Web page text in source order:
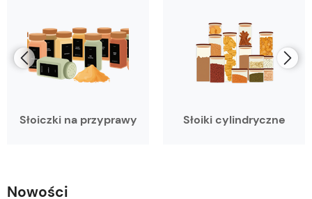
Słoiczki na przyprawy Słoiki cylindryczne
Nowości